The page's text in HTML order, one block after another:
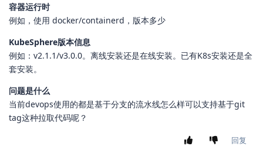
容器运行时
例如，使用 docker/containerd，版本多少
KubeSphere版本信息
例如：v2.1.1/v3.0.0。离线安装还是在线安装。已有K8s安装还是全
套安装。
问题是什么
当前devops使用的都是基于分支的流水线怎么样可以支持基于git
tag这种拉取代码呢？
回复